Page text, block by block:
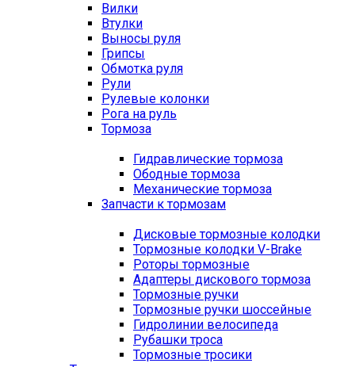
Вилки
Втулки
Выносы руля
Грипсы
Обмотка руля
Рули
Рулевые колонки
Рога на руль
Тормоза
Гидравлические тормоза
Ободные тормоза
Механические тормоза
Запчасти к тормозам
Дисковые тормозные колодки
Тормозные колодки V-Brake
Роторы тормозные
Адаптеры дискового тормоза
Тормозные ручки
Тормозные ручки шоссейные
Гидролинии велосипеда
Рубашки троса
Тормозные тросики